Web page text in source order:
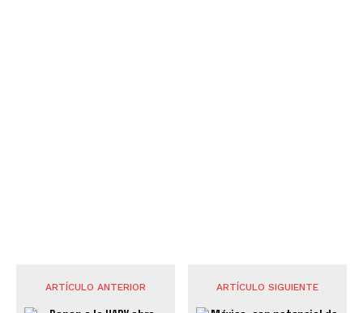
ARTÍCULO ANTERIOR ARTÍCULO SIGUIENTE